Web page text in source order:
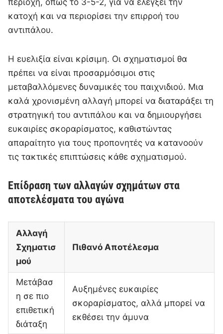
περιοχή, όπως το 3-5-2, για να ελέγξει την
κατοχή και να περιορίσει την επιρροή του
αντιπάλου.
Η ευελιξία είναι κρίσιμη. Οι σχηματισμοί θα
πρέπει να είναι προσαρμόσιμοι στις
μεταβαλλόμενες δυναμικές του παιχνιδιού. Μια
καλά χρονισμένη αλλαγή μπορεί να διαταράξει τη
στρατηγική του αντιπάλου και να δημιουργήσει
ευκαιρίες σκοραρίσματος, καθιστώντας
απαραίτητο για τους προπονητές να κατανοούν
τις τακτικές επιπτώσεις κάθε σχηματισμού.
Επίδραση των αλλαγών σχημάτων στα
αποτελέσματα του αγώνα
Αλλαγή
Σχηματισ
μού
Πιθανό Αποτέλεσμα
Μετάβασ
η σε πιο
επιθετική
διάταξη
Αυξημένες ευκαιρίες
σκοραρίσματος, αλλά μπορεί να
εκθέσει την άμυνα